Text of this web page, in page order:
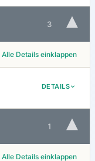
3 ▾
Alle Details einklappen
DETAILS
1 ▾
Alle Details einklappen